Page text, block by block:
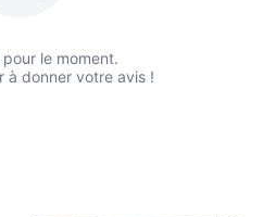
le moment.
à donner votre avis !